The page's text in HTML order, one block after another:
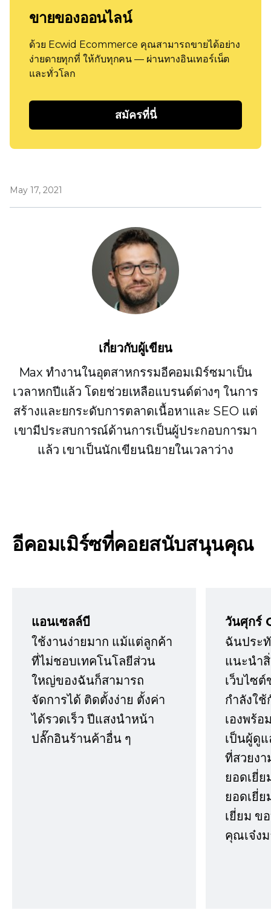
ขายของออนไลน์
ด้วย Ecwid Ecommerce คุณสามารถขายได้อย่าง
ง่ายดายทุกที่ ให้กับทุกคน — ผ่านทางอินเทอร์เน็ต
และทั่วโลก
สมัครที่นี่
May 17, 2021
เกี่ยวกับผู้เขียน
Max ทำงานในอุตสาหกรรมอีคอมเมิร์ซมาเป็น
เวลาหกปีแล้ว โดยช่วยเหลือแบรนด์ต่างๆ ในการ
สร้างและยกระดับการตลาดเนื้อหาและ SEO แต่
เขามีประสบการณ์ด้านการเป็นผู้ประกอบการมา
แล้ว เขาเป็นนักเขียนนิยายในเวลาว่าง
อีคอมเมิร์ซที่คอยสนับสนุนคุณ
แอนเซลล์บี
ใช้งานง่ายมาก แม้แต่ลูกค้า
ที่ไม่ชอบเทคโนโลยีส่วน
ใหญ่ของฉันก็สามารถ
จัดการได้ ติดตั้งง่าย ตั้งค่า
ได้รวดเร็ว ปีแสงนำหน้า
ปลั๊กอินร้านค้าอื่น ๆ
วันศุกร์
ฉันประ
แนะนำ
เว็บไซ
กำลังใ
เองพร้
เป็นผู้ดูแ
ที่สวยง
ยอดเยี่ย
ยอดเยี่
เยี่ยม ข
คุณเจ๋ง